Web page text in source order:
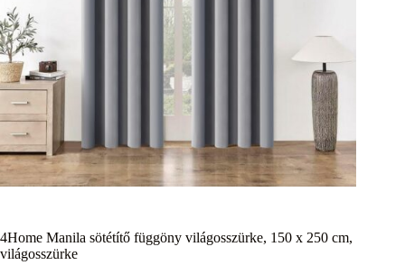
4Home Manila sötétítő függöny világosszürke, 150 x 250 cm,
világosszürke